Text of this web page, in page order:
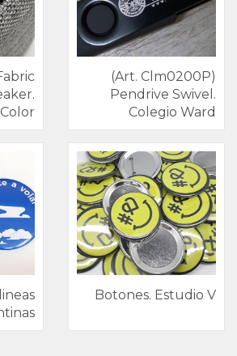
(Art. Clm0200P)
Pendrive Swivel.
Colegio Ward
Botones. Estudio V